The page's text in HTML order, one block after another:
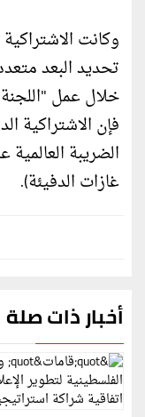
وكانت
تحديد البعد
خلال عمل
فإن الاشتراكية
الضريبة
غازات الدفيئة).
أخبار ذات صلة